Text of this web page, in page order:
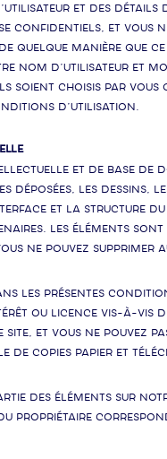
et des
confidentiels, et vous
quelque manière que
nom d’utilisateur et
soient choisis par
d’utilisation.
et de base de
déposées, les
et la structure
Les Éléments
ne pouvez
les présentes
ou licence vis-à-vis
et vous ne pouvez
de copies papier et
des Éléments sur
Propriétaire